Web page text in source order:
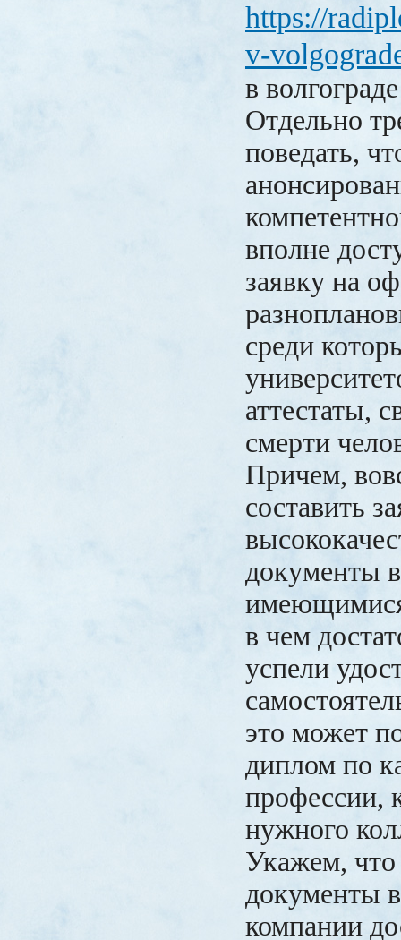
https://
v-
в
Отдельно
поведать,
вполне
заявку на
среди
аттестаты,
смерти
Причем,
составить
документы
в чем
успели
это может
диплом по
профессии,
нужного
Укажем, что
документы
компании